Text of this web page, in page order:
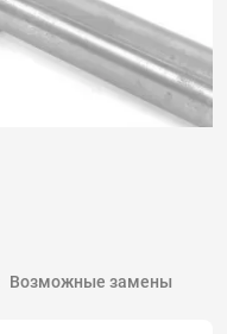
Возможные замены